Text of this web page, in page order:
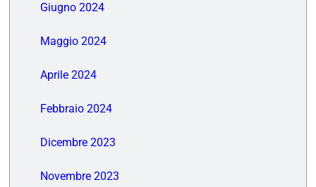
Giugno 2024
Maggio 2024
Aprile 2024
Febbraio 2024
Dicembre 2023
Novembre 2023